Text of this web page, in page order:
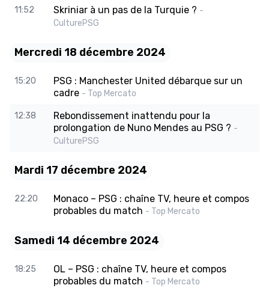
11:52 Skriniar à un pas de la Turquie ? -
CulturePSG
Mercredi 18 décembre 2024
15:20
PSG : Manchester United débarque sur un
cadre - Top Mercato
12:38
Rebondissement inattendu pour la
prolongation de Nuno Mendes au PSG ? -
CulturePSG
Mardi 17 décembre 2024
22:20
Monaco – PSG : chaîne TV, heure et compos
probables du match - Top Mercato
Samedi 14 décembre 2024
18:25
OL – PSG : chaîne TV, heure et compos
probables du match - Top Mercato